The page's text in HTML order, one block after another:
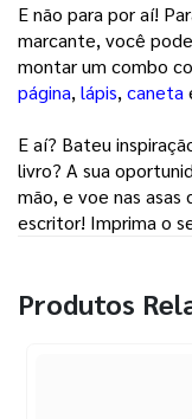
E não para por aí!
marcante, você
montar um combo
página, lápis, caneta
E aí? Bateu
livro? A sua
mão, e voe nas asas
escritor! Imprima o
Produtos